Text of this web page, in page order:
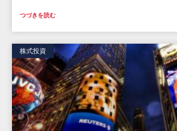
つづきを読む
株式投資